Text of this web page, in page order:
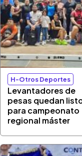
H-Otros Deportes
Levantadores de
pesas quedan
para campeonato
regional máster